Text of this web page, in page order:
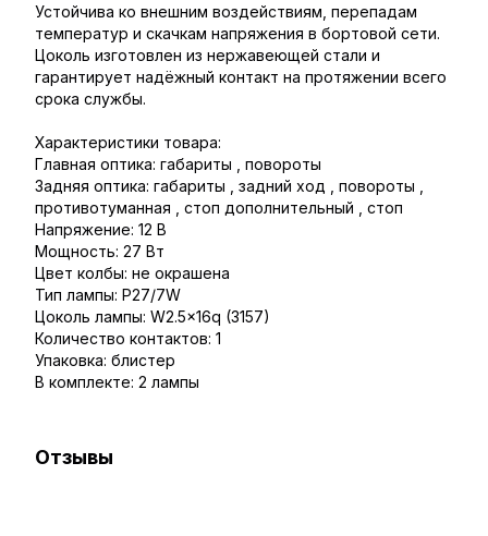
Устойчива ко внешним воздействиям, перепадам
температур и скачкам напряжения в бортовой сети.
Цоколь изготовлен из нержавеющей стали и
гарантирует надёжный контакт на протяжении всего
срока службы.
Характеристики товара:
Главная оптика: габариты , повороты
Задняя оптика: габариты , задний ход , повороты ,
противотуманная , стоп дополнительный , стоп
Напряжение: 12 В
Мощность: 27 Вт
Цвет колбы: не окрашена
Тип лампы: P27/7W
Цоколь лампы: W2.5x16q (3157)
Количество контактов: 1
Упаковка: блистер
В комплекте: 2 лампы
Отзывы